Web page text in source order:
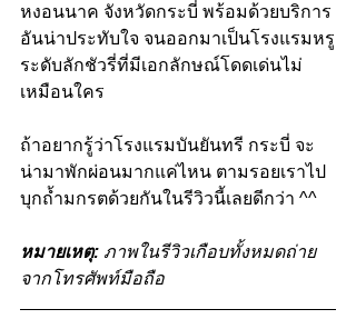
หงอนนาค จังหวัดกระบี่ พร้อมด้วยบริการ
อันน่าประทับใจ จนออกมาเป็นโรงแรมหรู
ระดับลักชัวรี่ที่มีเอกลักษณ์โดดเด่นไม่
เหมือนใคร
ถ้าอยากรู้ว่าโรงแรมบันยันทรี กระบี่ จะ
น่ามาพักผ่อนมากแค่ไหน ตามรอยเราไป
บุกถ้ำมกรตด้วยกันในรีวิวนี้เลยดีกว่า ^^
หมายเหตุ: ภาพในรีวิวเกือบทั้งหมดถ่าย
จากโทรศัพท์มือถือ